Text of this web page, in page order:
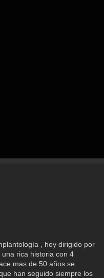
, hoy dirigido por
rica historia con 4
mas de 50 años se
han seguido siempre los